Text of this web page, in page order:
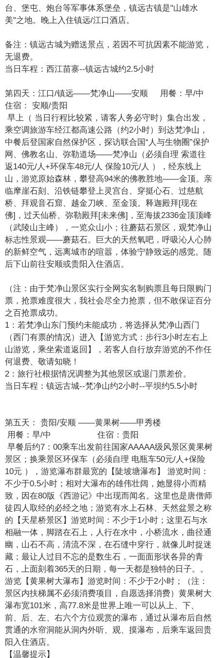
台、堡屯、炮台等军事体系堡垒，镇远古镇是"山雄水
美"之地。晚上入住镇远/江口酒店。
备注：镇远古城为赠送景点，若因不可抗因素不能游览，
无退费。
当日车程：西江苗寨--镇远古城约2.5小时
第四天：江口/镇远——梵净山——安顺 用餐：早/中
住宿： 安顺/贵阳
早上（ 当日行程比较紧，请客人务必守时）集合出发，
乘空调旅游车经江都高速公路（约2小时）到达梵净山，
中餐后登国家自然保护区，探访联合国“人与生物圈”保护
网、佛教名山、弥勒道场——梵净山（必须自理 索道往
返140元/人+环保车48元/人 保险10元/人 ），经东线上
山，游览原始森林，攀登高94米的佛教胜地——金顶。亲
临摩崖石刻、沿铁链攀登上灵宫台、穿挺心石、过慈航
桥、拜观音石窟、越金刀峡、至金顶。释迦殿拜[现在
佛]，过天仙桥、弥勒殿拜[未来佛]，至海拔2336金顶顶峰
（武陵山主峰），一览众山小；往蘑菇石景区，观梵净山
标志性景观——蘑菇石。巨大的天然氧吧，呼吸沁人心肺
的新鲜空气，远离城市的喧嚣，体验宁静致远的感觉。随
后下山前往安顺或贵阳入住酒店。
（注：由于梵净山景区实行全网实名制购票且每日限购门
票，抢票难度很大，我社会尽全力抢票，但不敢保证百分
之百抢票成功。
1：若梵净山东门预约未能成功，将选择从梵净山西门
（西门有票的情况）进入【游览方式：步行3小时左右上
山游览，乘坐索道返回】，若客人自行放弃游览的不作任
何退费、敬请知晓！
2：旅行社根据情况调整为其他景区或退门票差价。
当日车程：镇远古城--梵净山约2小时--平坝约5.5小时
第五天：
贵阳/安顺 ——黄果树——甲秀楼
用餐：早/中 住宿：贵阳
早餐后约7：00乘车出发前往国家AAAAA级风景区黄果树
景区；换乘景区环保车（必须自理 电瓶车50元/人+保险
10元 ），游览瀑布群最宽的【陡坡塘瀑布】 游览时间：
不少于0.5小时；相对大瀑布的雄伟壮阔，她显得小而精
致，因在80版《西游记》中出现而闻名。这里也是唐僧师
徒四人取经的必经之地；游览有水上石林、天然盆景之称
的【天星桥景区】游览时间：不少于1小时；这里石与水
相融一体，脚踏在石上，人行在水中，小桥流水，曲径通
幽，山石不高，清流不深，在石缝中穿行，就像儿时捉迷
藏；最让人过目不忘的是数生石，一面面形状各异的青
石，上面刻着365天的日期，每一天都是独特的日子。。
游览【黄果树大瀑布】游览时间：不少于2小时；（注：
景区内扶梯属不必须消费项目，自愿选择消费）黄果树大
瀑布宽101米，高77.8米是世界上唯一可以从上、下、
前、后、左、右六个方位观赏的瀑布，通过从瀑布后自然
贯通的水帘洞能从洞内外听、观、摸瀑布，后乘车返回贵
阳入住酒店。
【温馨提示】